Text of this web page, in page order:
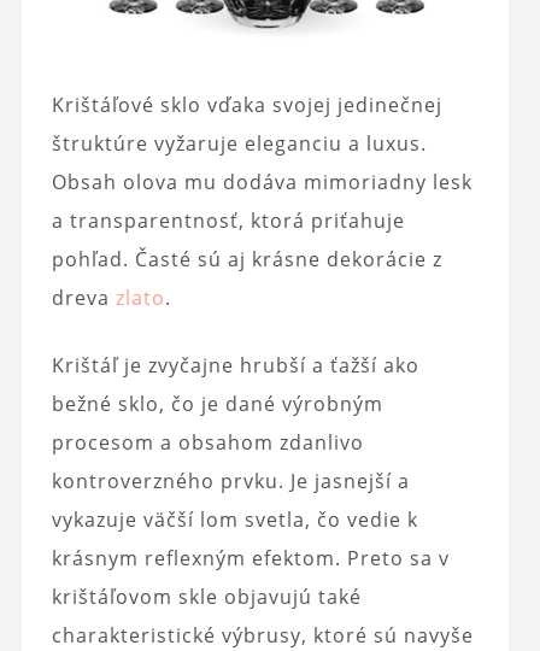
Krištáľové sklo vďaka svojej jedinečnej
štruktúre vyžaruje eleganciu a luxus.
Obsah olova mu dodáva mimoriadny lesk
a transparentnosť, ktorá priťahuje
pohľad. Časté sú aj krásne dekorácie z
dreva zlato.
Krištáľ je zvyčajne hrubší a ťažší ako
bežné sklo, čo je dané výrobným
procesom a obsahom zdanlivo
kontroverzného prvku. Je jasnejší a
vykazuje väčší lom svetla, čo vedie k
krásnym reflexným efektom. Preto sa v
krištáľovom skle objavujú také
charakteristické výbrusy, ktoré sú navyše